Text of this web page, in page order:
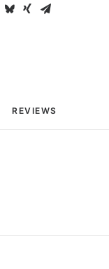
REVIEWS